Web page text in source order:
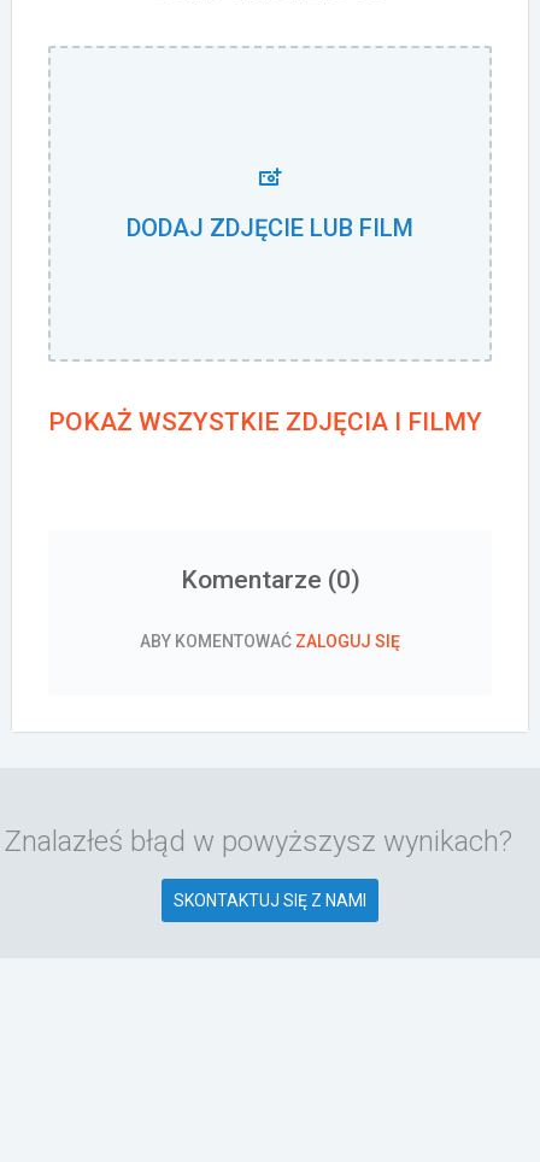
DODAJ ZDJĘCIE LUB FILM
POKAŻ WSZYSTKIE ZDJĘCIA I FILMY
Komentarze (0)
ABY KOMENTOWAĆ ZALOGUJ SIĘ
Znalazłeś błąd w powyższysz wynikach?
SKONTAKTUJ SIĘ Z NAMI